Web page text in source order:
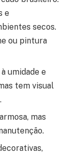
e
secos.
ou pintura
umidade e
tem visual
mas